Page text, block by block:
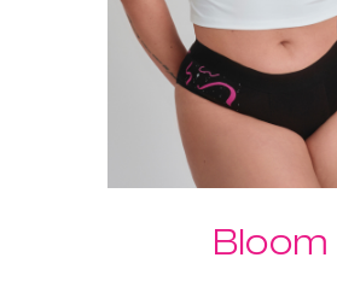
Bloom